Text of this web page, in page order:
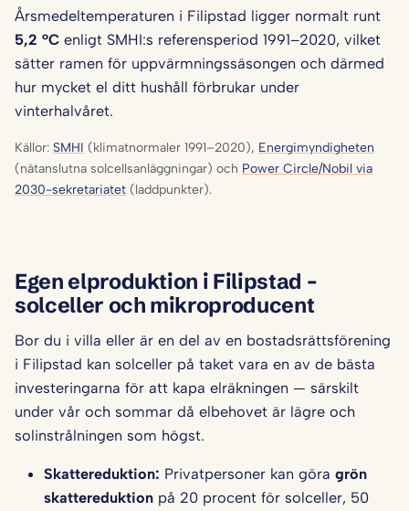
Årsmedeltemperaturen i Filipstad ligger normalt runt
5,2 °C enligt SMHI:s referensperiod 1991–2020, vilket
sätter ramen för uppvärmningssäsongen och därmed
hur mycket el ditt hushåll förbrukar under
vinterhalvåret.
Källor: SMHI (klimatnormaler 1991–2020), Energimyndigheten
(nätanslutna solcellsanläggningar) och Power Circle/Nobil via
2030-sekretariatet (laddpunkter).
Egen elproduktion i Filipstad –
solceller och mikroproducent
Bor du i villa eller är en del av en bostadsrättsförening
i Filipstad kan solceller på taket vara en av de bästa
investeringarna för att kapa elräkningen — särskilt
under vår och sommar då elbehovet är lägre och
solinstrålningen som högst.
Skattereduktion: Privatpersoner kan göra grön
skattereduktion på 20 procent för solceller, 50